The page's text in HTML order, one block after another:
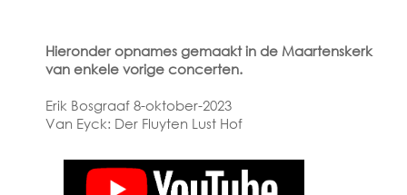
Hieronder opnames gemaakt in de Maartenskerk
van enkele vorige concerten.
Erik Bosgraaf 8-oktober-2023
Van Eyck: Der Fluyten Lust Hof